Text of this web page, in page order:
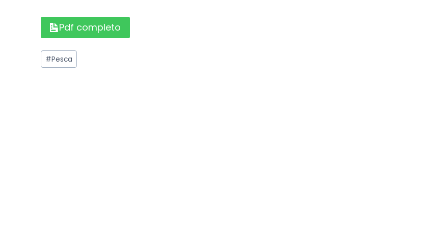
Pdf completo
Etiquetas
de
#Pesca